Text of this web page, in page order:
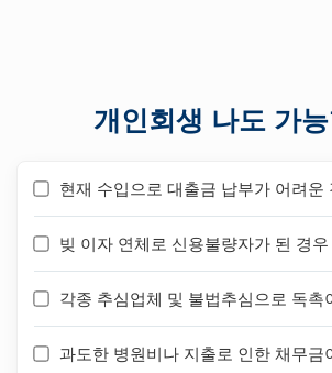
개인회생 나도 가
현재 수입으로 대출금 납부가 어려운
빚 이자 연체로 신용불량자가 된 경우
각종 추심업체 및 불법추심으로 독촉
과도한 병원비나 지출로 인한 채무금